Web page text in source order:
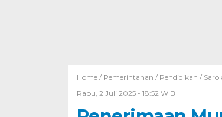
Home / Pemerintahan / Pendidikan /
Rabu, 2 Juli 2025 - 18:52 WIB